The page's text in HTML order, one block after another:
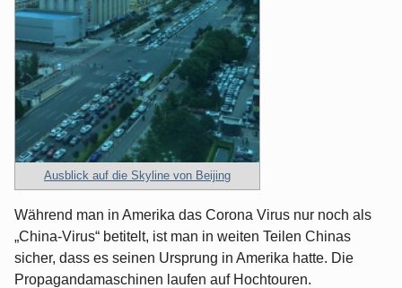
Ausblick auf die Skyline von Beijing
Während man in Amerika das Corona Virus nur noch als
„China-Virus“ betitelt, ist man in weiten Teilen Chinas
sicher, dass es seinen Ursprung in Amerika hatte. Die
Propagandamaschinen laufen auf Hochtouren.